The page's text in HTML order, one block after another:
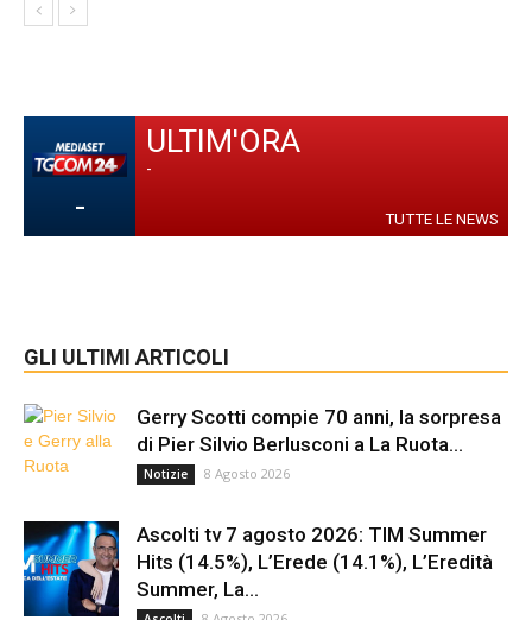
-
ULTIM'ORA
-
TUTTE LE NEWS
GLI ULTIMI ARTICOLI
Gerry Scotti compie 70 anni, la sorpresa
di Pier Silvio Berlusconi a La Ruota...
Notizie 8 Agosto 2026
Ascolti tv 7 agosto 2026: TIM Summer
Hits (14.5%), L’Erede (14.1%), L’Eredità
Summer, La...